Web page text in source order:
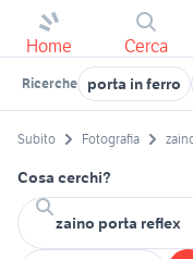
Home Cerca
Ricerche porta in ferro
Subito Fotografia
Cosa cerchi?